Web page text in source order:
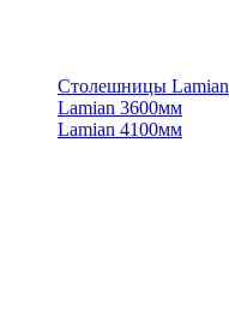
Столешницы Lamian
Lamian 3600мм
Lamian 4100мм